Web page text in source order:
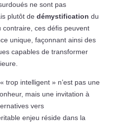
ne sont pas
plutôt de démystification du
contraire, ces défis peuvent
unique, façonnant ainsi des
capables de transformer
trop intelligent » n’est pas une
mais une invitation à
vers
enjeu réside dans la